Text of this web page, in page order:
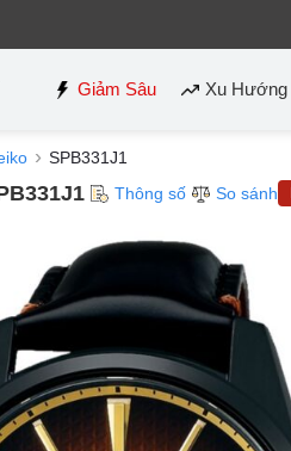
Giảm Sâu Xu Hướng
SPB331J1
Thông số So sánh